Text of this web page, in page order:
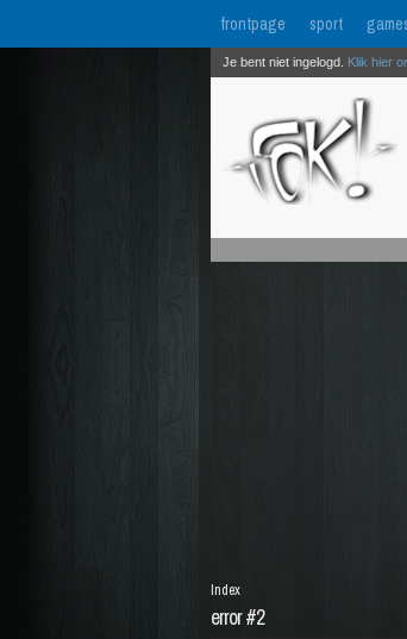
frontpage sport
Je bent niet ingelogd. Klik hier
error #2
Index